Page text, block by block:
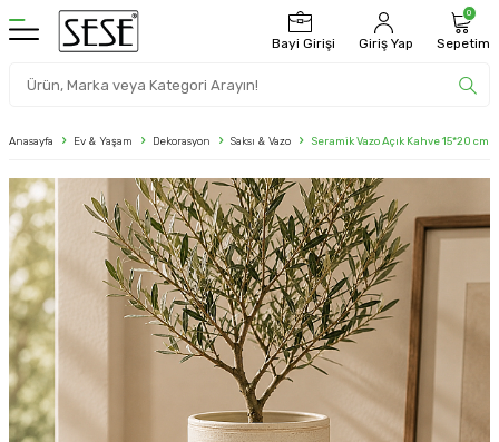
Bayi Girişi Giriş Yap
0
Sepetim
Anasayfa Ev & Yaşam Dekorasyon Saksı & Vazo Seramik Vazo Açık Kahve 15*20 cm